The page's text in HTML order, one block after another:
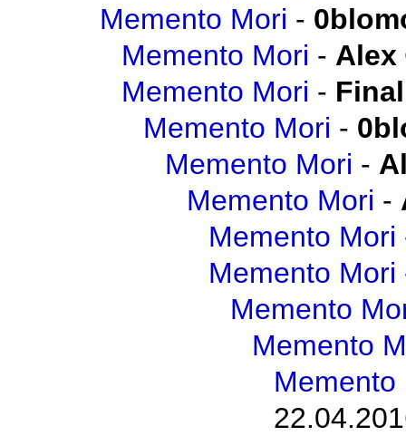
Memento Mori -
Memento Mori - Alex
Memento Mori -
Memento Mori -
Memento Mori -
Memento Mori -
Memento Mori
Memento Mori
Memento
Memento
Memento